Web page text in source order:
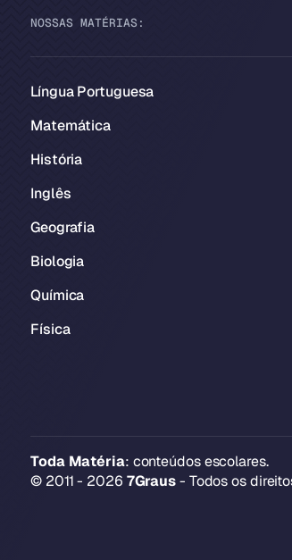
NOSSAS MATÉRIAS:
Língua Portuguesa
Matemática
História
Inglês
Geografia
Biologia
Química
Física
Toda Matéria: conteúdos escolares.
© 2011 - 2026 7Graus- Todos os